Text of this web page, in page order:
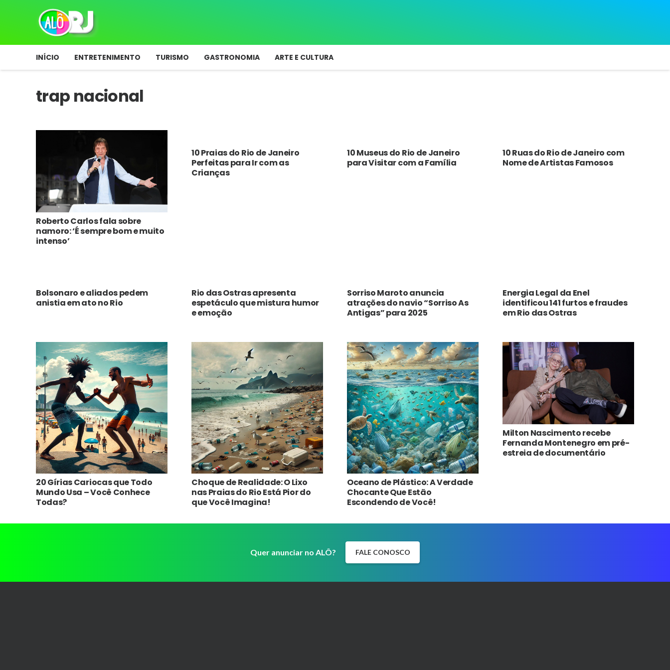
INÍCIO ENTRETENIMENTO TURISMO GASTRONOMIA ARTE E CULTURA
trap nacional
Roberto Carlos fala sobre
namoro: ‘É sempre bom e muito
intenso’
10 Praias do Rio de Janeiro
Perfeitas para Ir com as
Crianças
10 Museus do Rio de Janeiro
para Visitar com a Família
10 Ruas do Rio de Janeiro com
Nome de Artistas Famosos
Bolsonaro e aliados pedem
anistia em ato no Rio
Rio das Ostras apresenta
espetáculo que mistura humor
e emoção
Sorriso Maroto anuncia
atrações do navio “Sorriso As
Antigas” para 2025
Energia Legal da Enel
identificou 141 furtos e fraudes
em Rio das Ostras
20 Gírias Cariocas que Todo
Mundo Usa – Você Conhece
Todas?
Choque de Realidade: O Lixo
nas Praias do Rio Está Pior do
que Você Imagina!
Oceano de Plástico: A Verdade
Chocante Que Estão
Escondendo de Você!
Milton Nascimento recebe
Fernanda Montenegro em pré-
estreia de documentário
Quer anunciar no ALÔ? FALE CONOSCO